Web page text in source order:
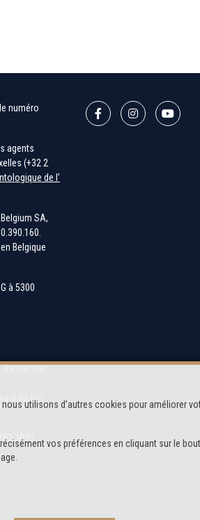
utilisons d’autres cookies pour améliorer
vos préférences en cliquant sur le
numéro
agents
(+32 2
de l’
SA,
Belgique
à 5300
rue
3093